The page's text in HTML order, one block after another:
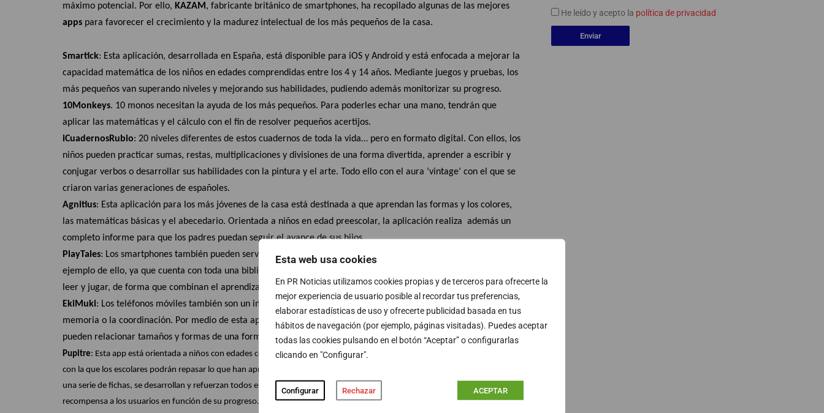
Esta web usa cookies
En PR Noticias utilizamos cookies propias y de terceros para ofrecerte la
mejor experiencia de usuario posible al recordar tus preferencias,
elaborar estadísticas de uso y ofrecerte publicidad basada en tus
hábitos de navegación (por ejemplo, páginas visitadas). Puedes aceptar
todas las cookies pulsando en el botón “Aceptar” o configurarlas
clicando en "Configurar".
Configurar Rechazar ACEPTAR
máximo potencial. Por ello, KAZAM , fabricante británico de smartphones, ha recopilado algunas de las mejores
apps para favorecer el crecimiento y la madurez intelectual de los más pequeños de la casa.
Smartick: Esta aplicación, desarrollada en España, está disponible para iOS y Android y está enfocada a mejorar la
capacidad matemática de los niños en edades comprendidas entre los 4 y 14 años. Mediante juegos y pruebas, los
más pequeños van superando niveles y mejorando sus habilidades, pudiendo además monitorizar su progreso.
10Monkeys. 10 monos necesitan la ayuda de los más pequeños. Para poderles echar una mano, tendrán que
aplicar las matemáticas y el cálculo con el fin de resolver pequeños acertijos.
iCuadernosRubio: 20 niveles diferentes de estos cuadernos de toda la vida… pero en formato digital. Con ellos, los
niños pueden practicar sumas, restas, multiplicaciones y divisiones de una forma divertida, aprender a escribir y
conjugar verbos o desarrollar sus habilidades con la pintura y el arte. Todo ello con el aura ‘vintage’ con el que se
criaron varias generaciones de españoles.
Agnitius: Esta aplicación para los más jóvenes de la casa está destinada a que aprendan las formas y los colores,
las matemáticas básicas y el abecedario. Orientada a niños en edad preescolar, la aplicación realiza además un
completo informe para que los padres puedan seguir el avance de sus hijos.
PlayTales: Los smartphones también pueden servir para que los niños aprendan a leer. Esta app es un buen
ejemplo de ello, ya que cuenta con toda una biblioteca de cuentos interactivos, con los que los ‘peques’ pueden
leer y jugar, de forma que combinan el aprendizaje con la diversión.
EkiMuki: Los teléfonos móviles también son un importante apoyo a la hora de impulsar aptitudes como la
memoria o la coordinación. Por medio de esta app, los niños podrán elegir entre tres minijuegos en los que
pueden relacionar tamaños y formas de una forma sencilla y amena para los más pequeños.
Pupitre: Esta app está orientada a niños con edades comprendidas entre los 3 y los 8 años y es una suerte de ‘escuela virtual’
con la que los escolares podrán repasar lo que han aprendido en el colegio en cualquier lugar y cualquier momento. Mediante
una serie de fichas, se desarrollan y refuerzan todos esos conocimientos con la ayuda de un plan de ‘gamificación’ que
recompensa a los usuarios en función de su progreso.
He leído y acepto la política de privacidad
Enviar